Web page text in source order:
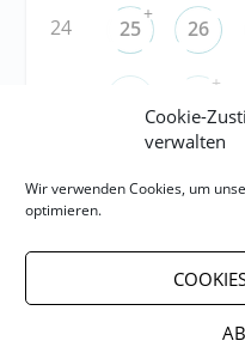
Cookie-
verwalten
Wir verwenden Cookies, um
optimieren.
24 25
+
26
+
RSS